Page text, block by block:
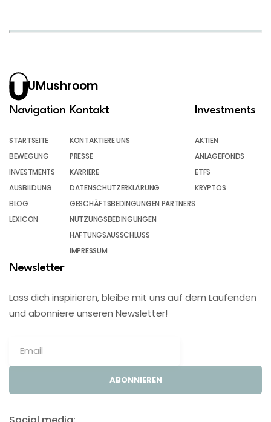
UMushroom
Navigation
STARTSEITE
BEWEGUNG
INVESTMENTS
AUSBILDUNG
BLOG
LEXICON
Kontakt
KONTAKTIERE UNS
PRESSE
KARRIERE
DATENSCHUTZERKLÄRUNG
GESCHÄFTSBEDINGUNGEN PARTNERS
NUTZUNGSBEDINGUNGEN
HAFTUNGSAUSSCHLUSS
IMPRESSUM
Investments
AKTIEN
ANLAGEFONDS
ETFS
KRYPTOS
Newsletter
Lass dich inspirieren, bleibe mit uns auf dem Laufenden
und abonniere unseren Newsletter!
ABONNIEREN